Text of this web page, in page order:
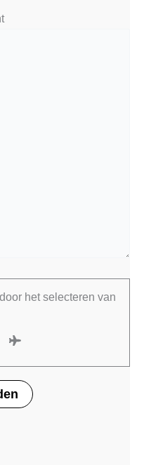
het selecteren van